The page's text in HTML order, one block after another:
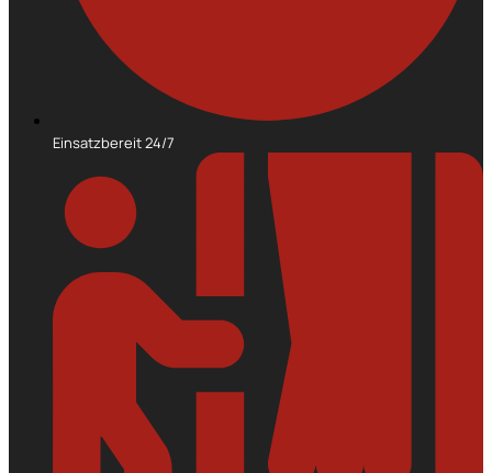
Einsatzbereit 24/7